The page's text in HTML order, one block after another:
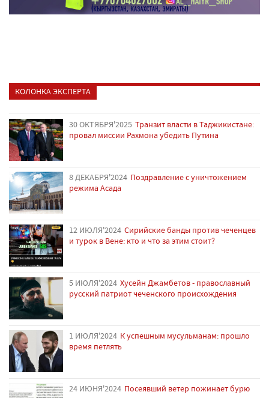
КОЛОНКА ЭКСПЕРТА
30 ОКТЯБРЯ'2025 Транзит власти в Таджикистане:
провал миссии Рахмона убедить Путина
8 ДЕКАБРЯ'2024 Поздравление с уничтожением
режима Асада
12 ИЮЛЯ'2024 Сирийские банды против чеченцев
и турок в Вене: кто и что за этим стоит?
5 ИЮЛЯ'2024 Хусейн Джамбетов - православный
русский патриот чеченского происхождения
1 ИЮЛЯ'2024 К успешным мусульманам: прошло
время петлять
24 ИЮНЯ'2024 Посеявший ветер пожинает бурю